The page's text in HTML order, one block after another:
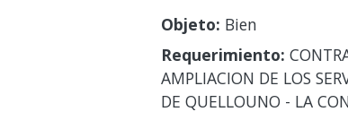
Objeto: Bien
Requerimiento:
AMPLIACION DE LOS
DE QUELLOUNO - LA